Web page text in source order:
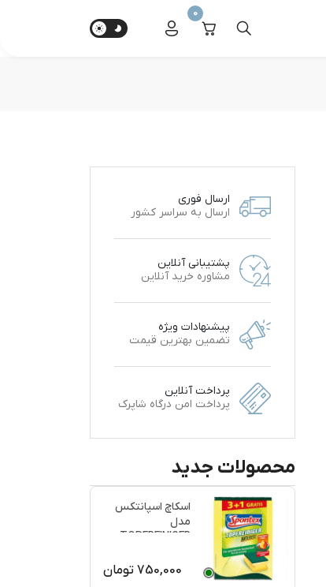
0
ارسال فوری
ارسال به سراسر کشور
پشتیبانی آنلاین
مشاوره خرید آنلاین
پیشنهادات ویژه
تضمین بهترین قیمت
پرداخت آنلاین
پرداخت امن درگاه شاپرک
محصولات جدید
اسکاچ اسپانتکس
مدل
TOPFREINIGER
750,000 تومان